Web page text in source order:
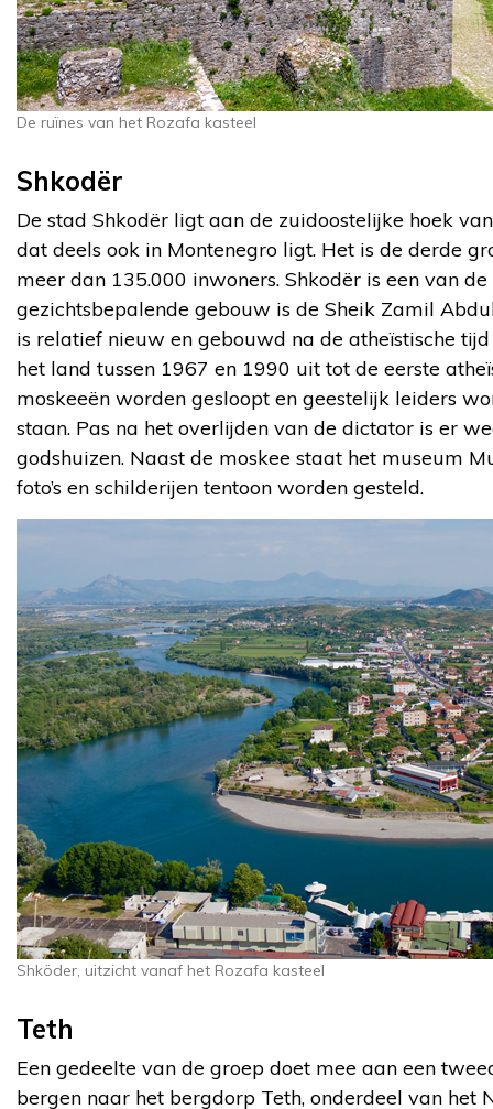
De ruïnes van het Rozafa kasteel
Shkodër
De stad Shkodër ligt aan de zuidoostelijke hoek
dat deels ook in Montenegro ligt. Het is de derde
meer dan 135.000 inwoners. Shkodër is een van
gezichtsbepalende gebouw is de Sheik Zamil
is relatief nieuw en gebouwd na de atheïstische
het land tussen 1967 en 1990 uit tot de eerste
moskeeën worden gesloopt en geestelijk leiders
staan. Pas na het overlijden van de dictator is er
godshuizen. Naast de moskee staat het museum
foto’s en schilderijen tentoon worden gesteld.
Shköder, uitzicht vanaf het Rozafa kasteel
Teth
Een gedeelte van de groep doet mee aan een
bergen naar het bergdorp Teth, onderdeel van het